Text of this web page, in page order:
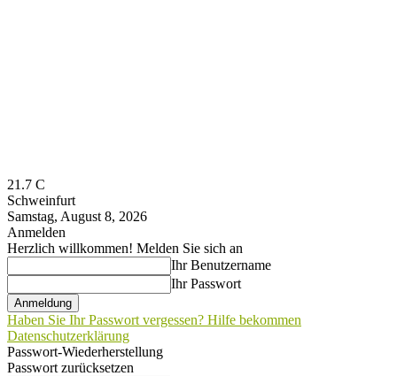
21.7 C
Schweinfurt
Samstag, August 8, 2026
Anmelden
Herzlich willkommen! Melden Sie sich an
Ihr Benutzername
Ihr Passwort
Haben Sie Ihr Passwort vergessen? Hilfe bekommen
Datenschutzerklärung
Passwort-Wiederherstellung
Passwort zurücksetzen